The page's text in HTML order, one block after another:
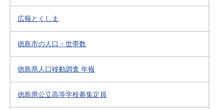
広報とくしま
徳島市の人口・世帯数
徳島県人口移動調査 年報
徳島県公立高等学校募集定員